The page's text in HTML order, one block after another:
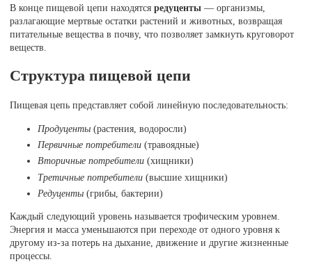
В конце пищевой цепи находятсяредуценты — организмы,
разлагающие мертвые остатки растений и животных, возвращая
питательные вещества в почву, что позволяет замкнуть круговорот
веществ.
Структура пищевой цепи
Пищевая цепь представляет собой линейную последовательность:
Продуценты (растения, водоросли)
Первичные потребители (травоядные)
Вторичные потребители (хищники)
Третичные потребители (высшие хищники)
Редуценты (грибы, бактерии)
Каждый следующий уровень называется трофическим уровнем.
Энергия и масса уменьшаются при переходе от одного уровня к
другому из-за потерь на дыхание, движение и другие жизненные
процессы.